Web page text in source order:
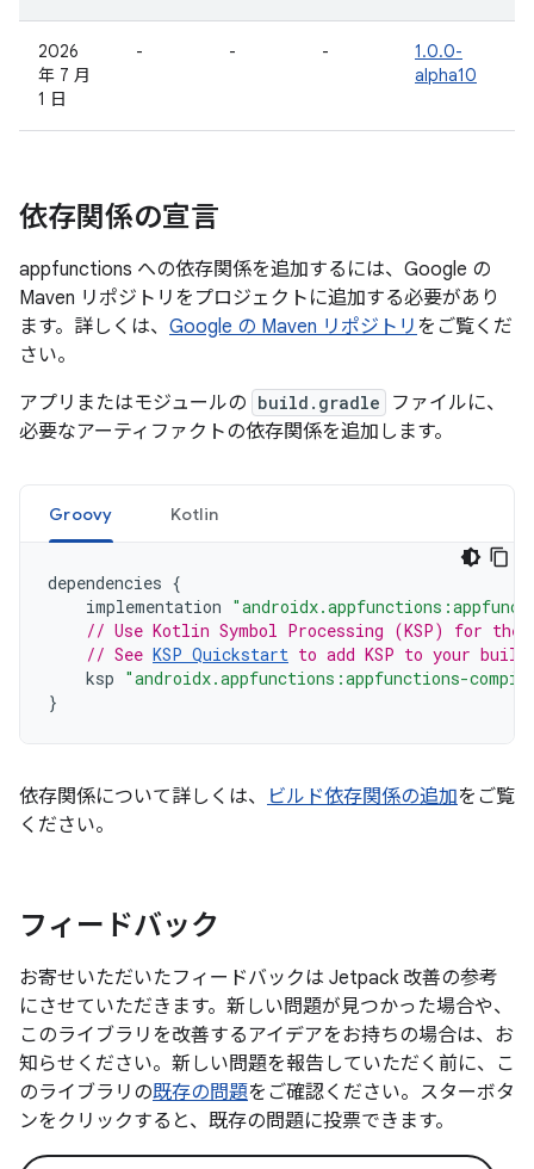
2026
年 7 月
1 日
- - -
1.0.0-
alpha10
依存関係の宣言
appfunctions への依存関係を追加するには、Google の
Maven リポジトリをプロジェクトに追加する必要があり
ます。詳しくは、 Google の Maven リポジトリ をご覧くだ
さい。
アプリまたはモジュールの build.gradle
ファイルに、
必要なアーティファクトの依存関係を追加します。
Groovy Kotlin
dependencies {
implementation
// Use Kotlin Symbol Processing (KSP) for
// See KSP Quickstart to add KSP to your build
ksp "androidx.appfunctions:appfunctions-
}
依存関係について詳しくは、 ビルド依存関係の追加をご覧
ください。
フィードバック
お寄せいただいたフィードバックは Jetpack 改善の参考
にさせていただきます。新しい問題が見つかった場合や、
このライブラリを改善するアイデアをお持ちの場合は、お
知らせください。新しい問題を報告していただく前に、こ
のライブラリの既存の問題をご確認ください。スターボタ
ンをクリックすると、既存の問題に投票できます。